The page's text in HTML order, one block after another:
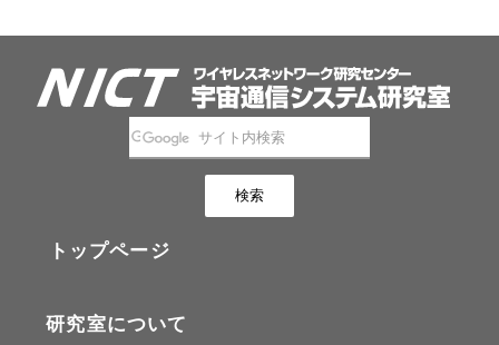
トップページ
研究室について